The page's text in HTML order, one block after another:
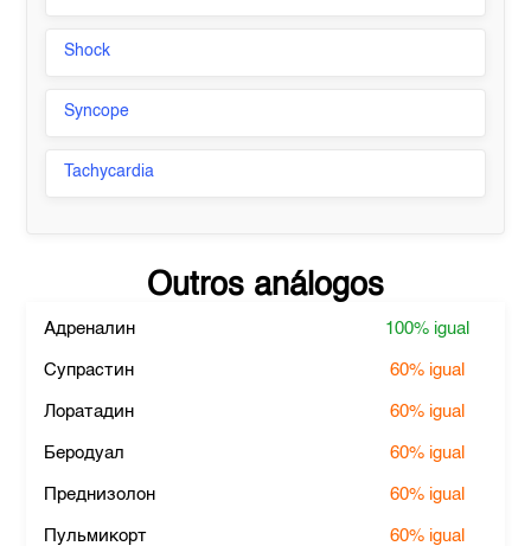
Shock
Syncope
Tachycardia
Outros análogos
Адреналин 100% igual
Супрастин 60% igual
Лоратадин 60% igual
Беродуал 60% igual
Преднизолон 60% igual
Пульмикорт 60% igual